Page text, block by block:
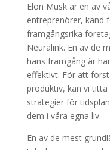
Elon Musk är en av
entreprenörer, känd
framgångsrika
Neuralink. En av de
hans framgång är
effektivt. För att
produktiv, kan vi
strategier för
dem i våra egna liv.
En av de mest